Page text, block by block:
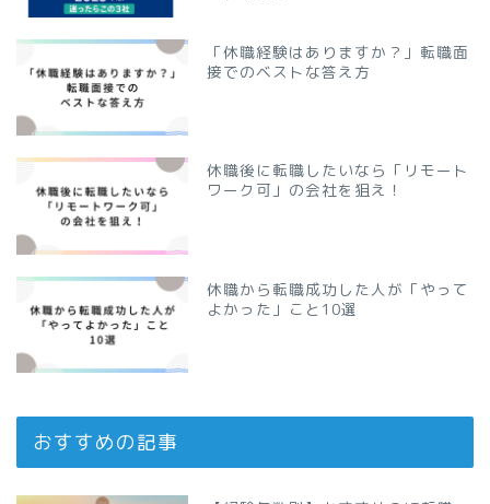
「休職経験はありますか？」転職面
接でのベストな答え方
休職後に転職したいなら「リモート
ワーク可」の会社を狙え！
休職から転職成功した人が「やって
よかった」こと10選
おすすめの記事